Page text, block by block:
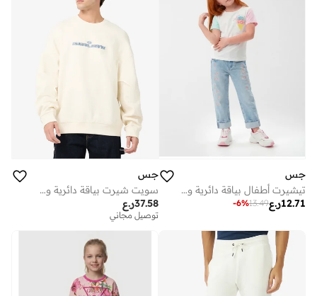
جس
تيشيرت أطفال بياقة دائرية ورسمة
ر.ع12.71
13.49
-6%
جس
سويت شيرت بياقة دائرية وشعار
ر.ع37.58
توصيل مجاني